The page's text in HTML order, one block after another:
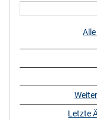
Letzte